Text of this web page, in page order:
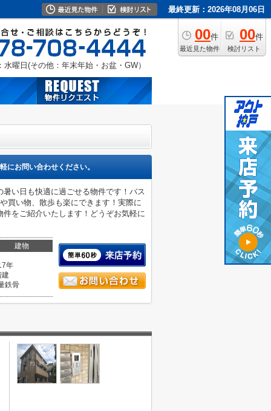
最終更新：2026年08月06日
00件
最近見た物件
00件
検討リスト
水曜日(その他：年末年始・お盆・GW）
にお問い合わせください。
い日も快適に過ごせる物件です！バス
買い物、散歩も楽にできます！実際に
をご紹介いたします！どうぞお気軽に
建物
年
建
鉄骨